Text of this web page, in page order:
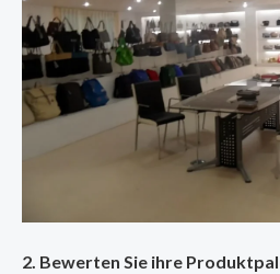
2. Bewerten Sie ihre